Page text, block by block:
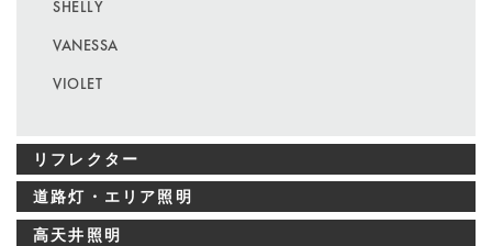
SHELLY
VANESSA
VIOLET
リフレクター
道路灯・エリア照明
高天井照明